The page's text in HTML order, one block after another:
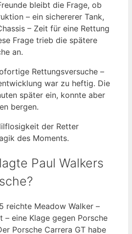
bleibt die Frage, ob
– ein sichererer Tank,
– Zeit für eine Rettung
Frage trieb die spätere
an.
Rettungsversuche –
war zu heftig. Die
später ein, konnte aber
bergen.
der Retter
des Moments.
Paul Walkers
reichte Meadow Walker –
– eine Klage gegen Porsche
Porsche Carrera GT habe